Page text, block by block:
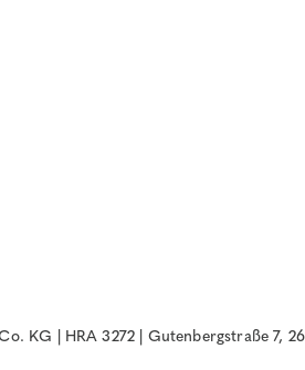
KG | HRA 3272 | Gutenbergstraße 7,